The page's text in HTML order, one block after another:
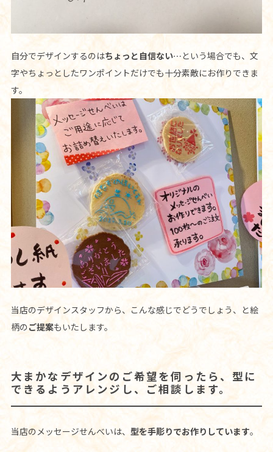
自分でデザインするのはちょっと自信ない…という場合でも、文
字やちょっとしたワンポイントだけでも十分素敵にお作りできま
す。
当店のデザインスタッフから、こんな感じでどうでしょう、と絵
柄のご提案もいたします。
大まかなデザインのご希望を伺ったら、型に
できるようアレンジし、ご相談します。
当店のメッセージせんべいは、 型を手彫りでお作りしています。